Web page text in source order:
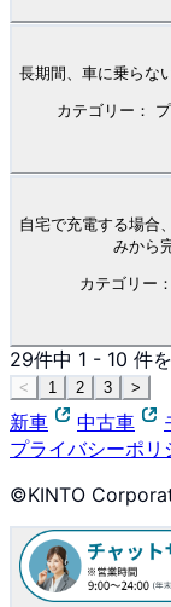
長期間、車に乗らな
カテゴリー：
自宅で充電する場合
みから
カテゴリー：
29件中 1 - 10 件
< 1 2 3 >
新車 中古車
プライバシーポリ
©KINTO